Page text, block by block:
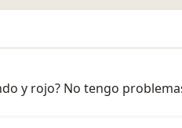
y rojo? No tengo